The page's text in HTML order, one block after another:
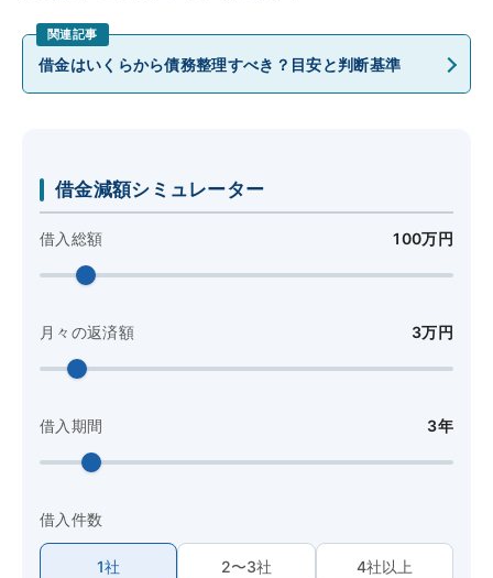
借金はいくらから債務整理すべき？目安と判断基準
借金減額シミュレーター
借入総額 100万円
月々の返済額 3万円
借入期間 3年
借入件数
1社 2〜3社 4社以上